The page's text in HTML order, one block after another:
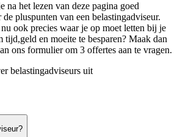
na het lezen van deze pagina goed
pluspunten van een belastingadviseur.
ook precies waar je op moet letten bij je
tijd,geld en moeite te besparen? Maak dan
ons formulier om 3 offertes aan te vragen.
belastingadviseurs uit